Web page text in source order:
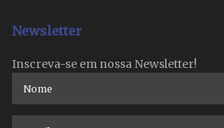
Newsletter
Inscreva-se em nossa Newsletter!